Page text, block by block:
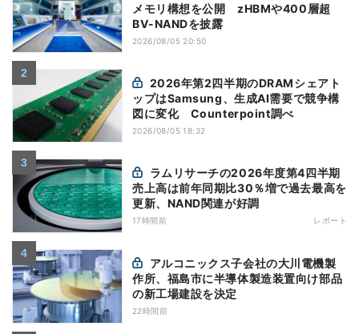
メモリ構想を公開 zHBMや400層超
BV-NANDを披露
2026/08/05 20:50
ップはSamsung、生成AI需要で競争構
図に変化 Counterpoint調べ
2026/08/05 18:32
売上高は前年同期比30％増で過去最高を
更新、NAND関連が好調
17時間前 レポート
作所、福島市に半導体製造装置向け部品
の新工場建設を決定
22時間前